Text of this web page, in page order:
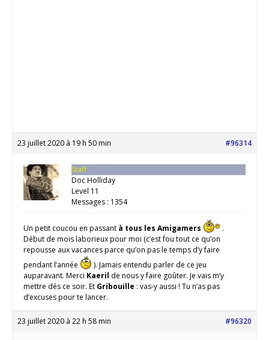
23 juillet 2020 à 19 h 50 min #96314
Staff
Doc Holliday
Level 11
Messages : 1354
Un petit coucou en passant à tous les Amigamers
.
Début de mois laborieux pour moi (c’est fou tout ce qu’on
repousse aux vacances parce qu’on pas le temps d’y faire
pendant l’année
). Jamais entendu parler de ce jeu
auparavant. Merci Kaeril de nous y faire goûter. Je vais m’y
mettre dés ce soir. Et Gribouille : vas-y aussi ! Tu n’as pas
d’excuses pour te lancer.
23 juillet 2020 à 22 h 58 min #96320